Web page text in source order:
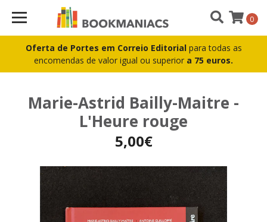
Oferta de Portes em Correio Editorial para todas as
encomendas de valor igual ou superior a 75 euros.
0
Marie-Astrid Bailly-Maitre -
L'Heure rouge
5,00€